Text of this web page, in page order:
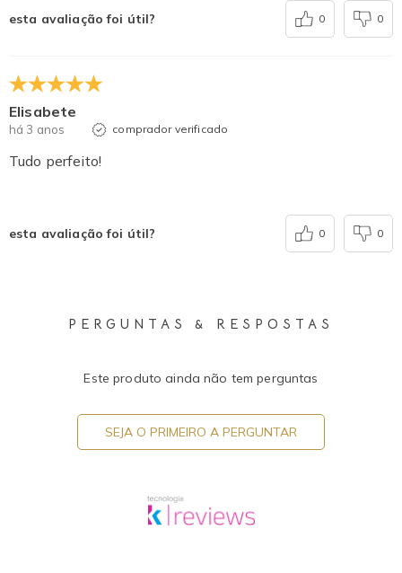
esta avaliação foi útil? 0 0
Elisabete
há 3 anos comprador verificado
Tudo perfeito!
esta avaliação foi útil? 0 0
PERGUNTAS & RESPOSTAS
Este produto ainda não tem perguntas
SEJA O PRIMEIRO A PERGUNTAR